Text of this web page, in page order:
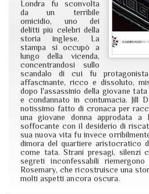
Londra fu sconvolta
da un terribile
omicidio, uno dei
delitti più celebri della
storia inglese. La
stampa si occupò a
lungo della vicenda,
concentrandosi sullo
scandalo di cui fu
affascinante, ricco e dissoluto,
dopo l'assassinio della giovane
e condannato in contumacia. Jill
notissimo fatto di cronaca per
una giovane donna approdata a
soffocante con il desiderio di
sua nuova vita fu invece
dimora del quartiere aristocratico
come tata. Strani presagi, silenzi
segreti inconfessabili
Rosemary, che ricostruisce una
molti aspetti ancora oscura.